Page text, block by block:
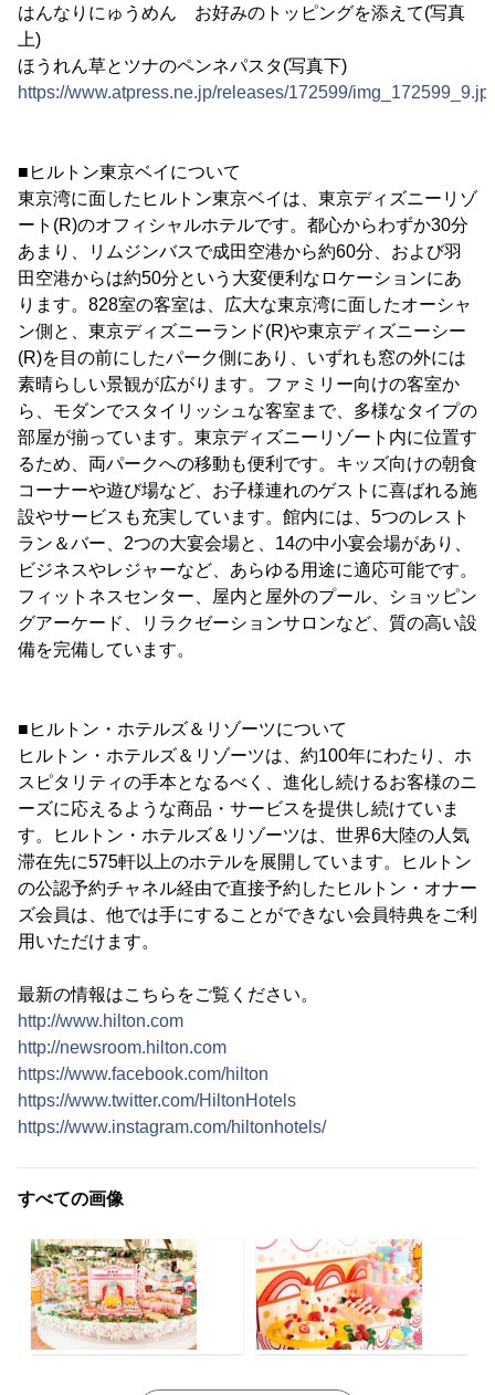
はんなりにゅうめん お好みのトッピングを添えて(写真
上)
ほうれん草とツナのペンネパスタ(写真下)
https://www.atpress.ne.jp/releases/172599/
■ヒルトン東京ベイについて
東京湾に面したヒルトン東京ベイは、東京ディズニーリゾ
ート(R)のオフィシャルホテルです。都心からわずか30分
あまり、リムジンバスで成田空港から約60分、および羽
田空港からは約50分という大変便利なロケーションにあ
ります。828室の客室は、広大な東京湾に面したオーシャ
ン側と、東京ディズニーランド(R)や東京ディズニーシー
(R)を目の前にしたパーク側にあり、いずれも窓の外には
素晴らしい景観が広がります。ファミリー向けの客室か
ら、モダンでスタイリッシュな客室まで、多様なタイプの
部屋が揃っています。東京ディズニーリゾート内に位置す
るため、両パークへの移動も便利です。キッズ向けの朝食
コーナーや遊び場など、お子様連れのゲストに喜ばれる施
設やサービスも充実しています。館内には、5つのレスト
ラン＆バー、2つの大宴会場と、14の中小宴会場があり、
ビジネスやレジャーなど、あらゆる用途に適応可能です。
フィットネスセンター、屋内と屋外のプール、ショッピン
グアーケード、リラクゼーションサロンなど、質の高い設
備を完備しています。
■ヒルトン・ホテルズ＆リゾーツについて
ヒルトン・ホテルズ＆リゾーツは、約100年にわたり、ホ
スピタリティの手本となるべく、進化し続けるお客様のニ
ーズに応えるような商品・サービスを提供し続けていま
す。ヒルトン・ホテルズ＆リゾーツは、世界6大陸の人気
滞在先に575軒以上のホテルを展開しています。ヒルトン
の公認予約チャネル経由で直接予約したヒルトン・オナー
ズ会員は、他では手にすることができない会員特典をご利
用いただけます。
最新の情報はこちらをご覧ください。
http://www.hilton.com
http://newsroom.hilton.com
https://www.facebook.com/hilton
https://www.twitter.com/HiltonHotels
https://www.instagram.com/hiltonhotels/
すべての画像